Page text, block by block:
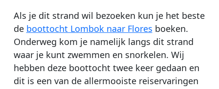
Als je dit strand wil bezoeken kun je het beste
de boottocht Lombok naar Flores boeken.
Onderweg kom je namelijk langs dit strand
waar je kunt zwemmen en snorkelen. Wij
hebben deze boottocht twee keer gedaan en
dit is een van de allermooiste reiservaringen